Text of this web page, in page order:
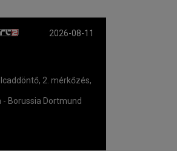
2026-08-11
2. mérkőzés,
- Borussia Dortmund